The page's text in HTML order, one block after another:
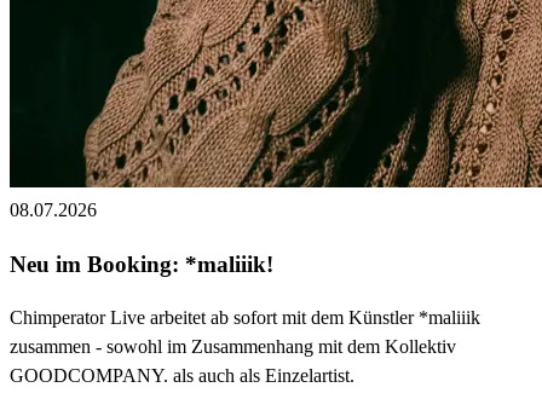
08.07.2026
Neu im Booking: *maliiik!
Chimperator Live arbeitet ab sofort mit dem Künstler *maliiik
zusammen - sowohl im Zusammenhang mit dem Kollektiv
GOODCOMPANY. als auch als Einzelartist.